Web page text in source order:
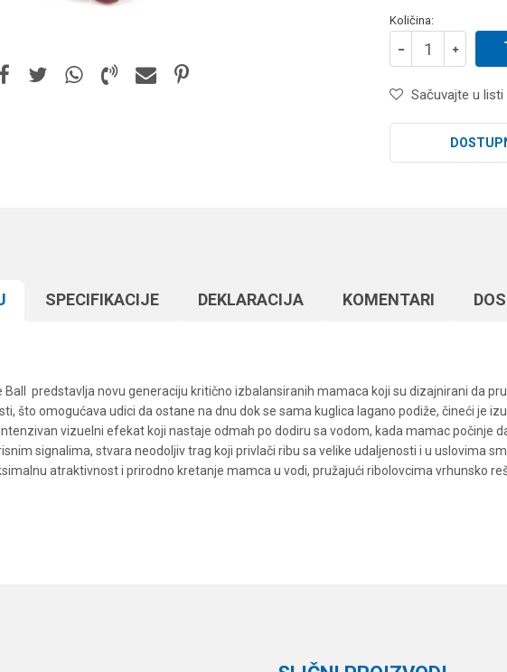
Količina:
Sačuvajte u listi
SPECIFIKACIJЕ DEKLARACIJA KOMENTARI
predstavlja novu generaciju kritično izbalansiranih mamaca koji su dizajnirani da
što omogućava udici da ostane na dnu dok se sama kuglica lagano podiže, čineći je
vizuelni efekat koji nastaje odmah po dodiru sa vodom, kada mamac počinje
signalima, stvara neodoljiv trag koji privlači ribu sa velike udaljenosti i u uslovima
atraktivnost i prirodno kretanje mamca u vodi, pružajući ribolovcima vrhunsko